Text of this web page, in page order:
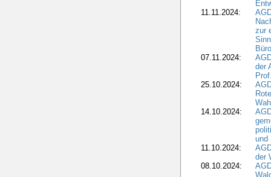
11.11.2024:
zur
07.11.2024:
der
25.10.2024:
14.10.2024:
und
11.10.2024:
der
08.10.2024: